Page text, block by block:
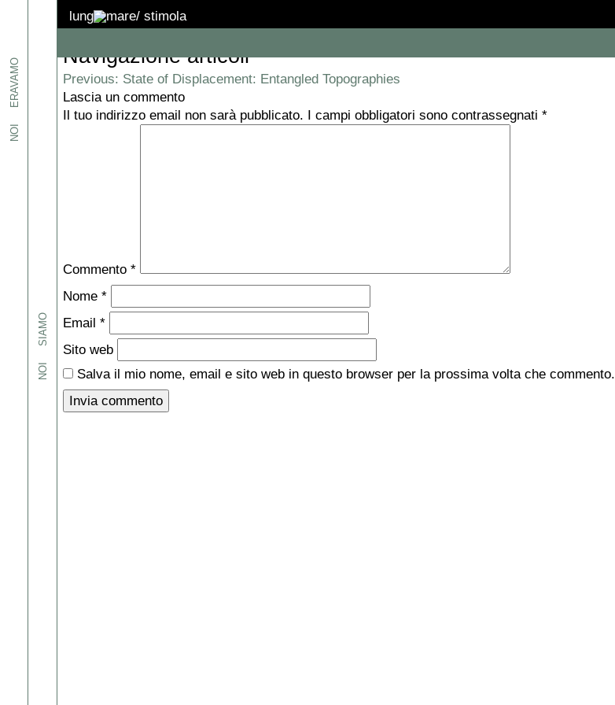
ed
NOI
SIAMO
NOI
ERAVAMO
lung mare/stimola
IMG_7159
Navigazione articoli
Previous: State of Displacement: Entangled Topographies
Lascia un commento
Il tuo indirizzo email non sarà pubblicato. I campi obbligatori sono contrassegnati*
Commento*
Nome*
Email*
Sito web
Salva il mio nome, email e sito web in questo browser per la prossima volta che commento.